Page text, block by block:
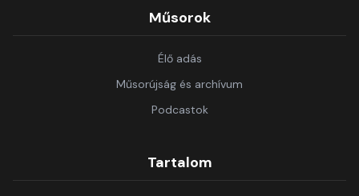
Műsorok
Élő adás
Műsorújság és archívum
Podcastok
Tartalom